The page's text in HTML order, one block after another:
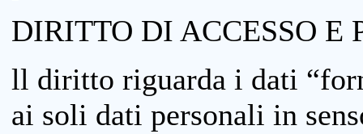
DIRITTO DI ACCESSO
ll diritto riguarda i dati
ai soli dati personali in